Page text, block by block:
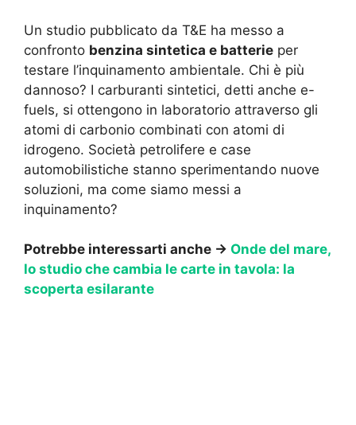
Un studio pubblicato da T&E ha messo a
confronto benzina sintetica e batterie per
testare l’inquinamento ambientale. Chi è più
dannoso? I carburanti sintetici, detti anche e-
fuels, si ottengono in laboratorio attraverso gli
atomi di carbonio combinati con atomi di
idrogeno. Società petrolifere e case
automobilistiche stanno sperimentando nuove
soluzioni, ma come siamo messi a
inquinamento?
Potrebbe interessarti anche → Onde del mare,
lo studio che cambia le carte in tavola: la
scoperta esilarante